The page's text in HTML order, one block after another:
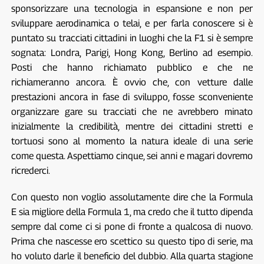
sponsorizzare una tecnologia in espansione e non per
sviluppare aerodinamica o telai, e per farla conoscere si è
puntato su tracciati cittadini in luoghi che la F1 si è sempre
sognata: Londra, Parigi, Hong Kong, Berlino ad esempio.
Posti che hanno richiamato pubblico e che ne
richiameranno ancora. È ovvio che, con vetture dalle
prestazioni ancora in fase di sviluppo, fosse sconveniente
organizzare gare su tracciati che ne avrebbero minato
inizialmente la credibilità, mentre dei cittadini stretti e
tortuosi sono al momento la natura ideale di una serie
come questa. Aspettiamo cinque, sei anni e magari dovremo
ricrederci.
Con questo non voglio assolutamente dire che la Formula
E sia migliore della Formula 1, ma credo che il tutto dipenda
sempre dal come ci si pone di fronte a qualcosa di nuovo.
Prima che nascesse ero scettico su questo tipo di serie, ma
ho voluto darle il beneficio del dubbio. Alla quarta stagione